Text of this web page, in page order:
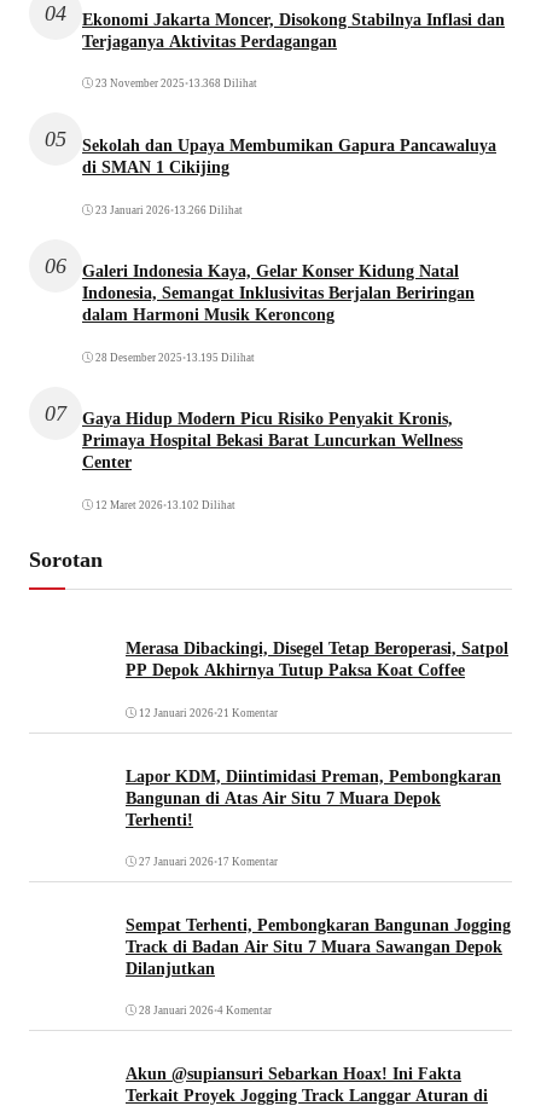
04
Ekonomi Jakarta Moncer, Disokong Stabilnya Inflasi dan
Terjaganya Aktivitas Perdagangan
23 November 2025 •13.368 Dilihat
05
Sekolah dan Upaya Membumikan Gapura Pancawaluya
di SMAN 1 Cikijing
23 Januari 2026•13.266 Dilihat
06
Galeri Indonesia Kaya, Gelar Konser Kidung Natal
Indonesia, Semangat Inklusivitas Berjalan Beriringan
dalam Harmoni Musik Keroncong
28 Desember 2025 •13.195 Dilihat
07
Gaya Hidup Modern Picu Risiko Penyakit Kronis,
Primaya Hospital Bekasi Barat Luncurkan Wellness
Center
12 Maret 2026•13.102 Dilihat
Sorotan
Merasa Dibackingi, Disegel Tetap Beroperasi, Satpol
PP Depok Akhirnya Tutup Paksa Koat Coffee
12 Januari 2026•21 Komentar
Lapor KDM, Diintimidasi Preman, Pembongkaran
Bangunan di Atas Air Situ 7 Muara Depok
Terhenti!
27 Januari 2026•17 Komentar
Sempat Terhenti, Pembongkaran Bangunan Jogging
Track di Badan Air Situ 7 Muara Sawangan Depok
Dilanjutkan
28 Januari 2026•4 Komentar
Akun @supiansuri Sebarkan Hoax! Ini Fakta
Terkait Proyek Jogging Track Langgar Aturan di